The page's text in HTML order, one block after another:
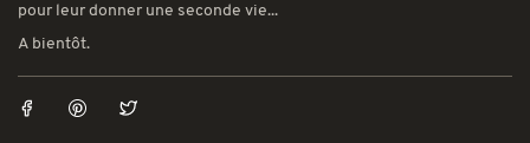
pour leur donner une seconde vie...
A bientôt.